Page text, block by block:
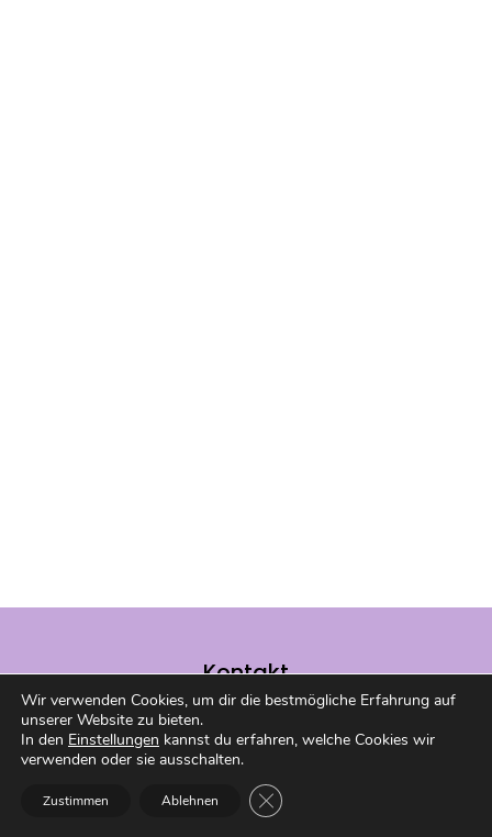
Kontakt
Du hast eine Frage, willst Lob
loswerden oder möchtest mit mir
arbeiten? Melde dich gerne bei mir
über das Kontaktformular!
Wir verwenden Cookies, um dir die bestmögliche Erfahrung auf
unserer Website zu bieten.
In den Einstellungen kannst du erfahren, welche Cookies wir
verwenden oder sie ausschalten.
Zustimmen Ablehnen GDPR Cookie-Banner schließen